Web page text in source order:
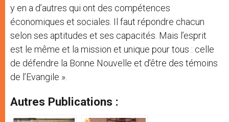
y en a d’autres qui ont des compétences
économiques et sociales. Il faut répondre chacun
selon ses aptitudes et ses capacités. Mais l’esprit
est le même et la mission et unique pour tous : celle
de défendre la Bonne Nouvelle et d’être des témoins
de l’Evangile ».
Autres Publications :